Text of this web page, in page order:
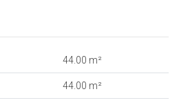
44.00 m²
44.00 m²